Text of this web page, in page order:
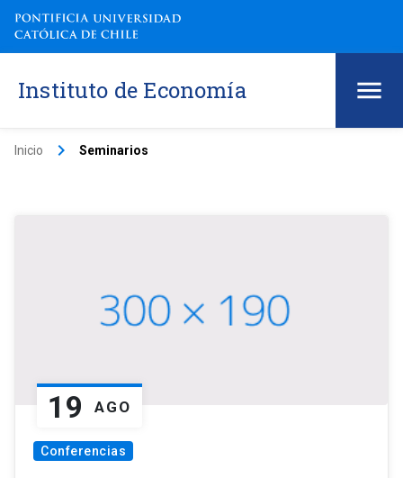
Instituto de Economía
Inicio keyboard_arrow_right Seminarios
19 AGO
Conferencias